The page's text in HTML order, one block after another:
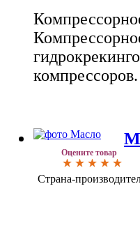
компрессоров.
Оцените товар
Страна-